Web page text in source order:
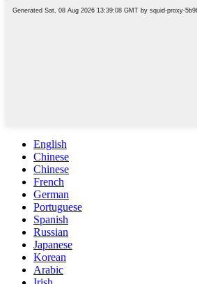
English
Chinese
Chinese
French
German
Portuguese
Spanish
Russian
Japanese
Korean
Arabic